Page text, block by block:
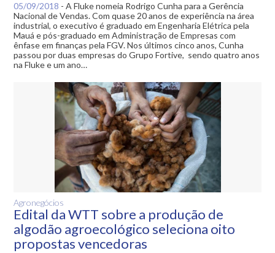
05/09/2018 -A Fluke nomeia Rodrigo Cunha para a Gerência
Nacional de Vendas. Com quase 20 anos de experiência na área
industrial, o executivo é graduado em Engenharia Elétrica pela
Mauá e pós-graduado em Administração de Empresas com
ênfase em finanças pela FGV. Nos últimos cinco anos, Cunha
passou por duas empresas do Grupo Fortive, sendo quatro anos
na Fluke e um ano…
Agronegócios
Edital da WTT sobre a produção de
algodão agroecológico seleciona oito
propostas vencedoras